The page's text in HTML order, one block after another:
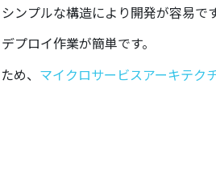
ンプルな構造により開発が容易です
プロイ作業が簡単です。
め、 マイクロサービスアーキテク